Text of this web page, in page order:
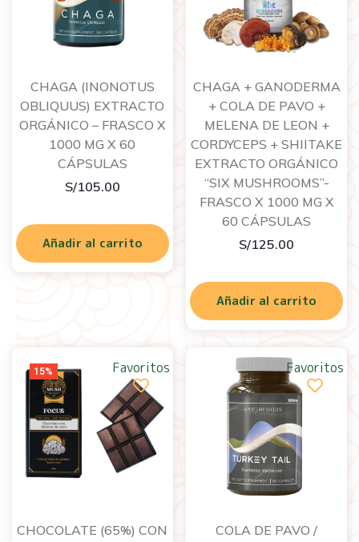
CHAGA (INONOTUS
OBLIQUUS) EXTRACTO
ORGÁNICO – FRASCO X
1000 MG X 60
CÁPSULAS
S/105.00
Añadir al carrito
CHAGA + GANODERMA
+ COLA DE PAVO +
MELENA DE LEON +
CORDYCEPS + SHIITAKE
EXTRACTO ORGÁNICO
“SIX MUSHROOMS”-
FRASCO X 1000 MG X
60 CÁPSULAS
S/125.00
Añadir al carrito
15%
CHOCOLATE (65%) CON
Favoritos
COLA DE PAVO /
Favoritos